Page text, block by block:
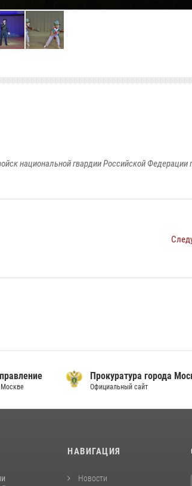
национальной гвардии Российской Федерации
Прокуратура города
Официальный сайт
НАВИГАЦИЯ
Новости